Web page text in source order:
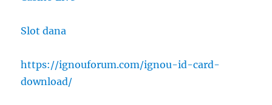
Slot dana
https://ignouforum.com/ignou-id-card-
download/